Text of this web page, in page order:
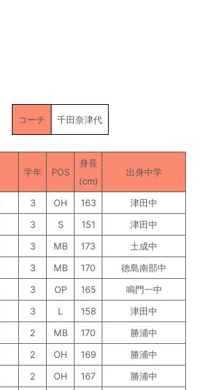
コーチ 千田奈津代
学年 POS
身長
(cm)
出身中学
3 OH 163
津田中
3 S 151
津田中
3 MB 173
土成中
3 MB 170
徳島南部中
3 OP 165
鳴門一中
3 L 158
津田中
2 MB 170
勝浦中
2 OH 169
勝浦中
2 OH 167
勝浦中